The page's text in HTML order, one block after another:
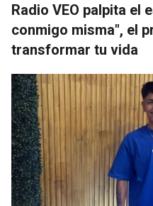
Radio VEO palpita el
conmigo misma", el
transformar tu vida